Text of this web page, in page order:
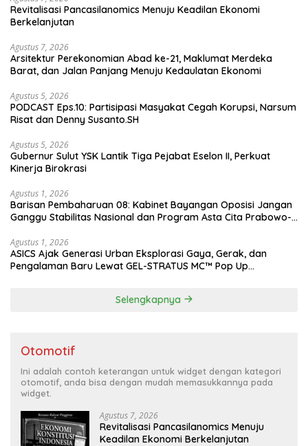
Revitalisasi Pancasilanomics Menuju Keadilan Ekonomi
Berkelanjutan
Agustus 7, 2026
Arsitektur Perekonomian Abad ke-21, Maklumat Merdeka
Barat, dan Jalan Panjang Menuju Kedaulatan Ekonomi
Agustus 5, 2026
PODCAST Eps.10: Partisipasi Masyakat Cegah Korupsi, Narsum
Risat dan Denny Susanto.SH
Agustus 5, 2026
Gubernur Sulut YSK Lantik Tiga Pejabat Eselon II, Perkuat
Kinerja Birokrasi
Agustus 1, 2026
Barisan Pembaharuan 08: Kabinet Bayangan Oposisi Jangan
Ganggu Stabilitas Nasional dan Program Asta Cita Prabowo-
Agustus 1, 2026
ASICS Ajak Generasi Urban Eksplorasi Gaya, Gerak, dan
Pengalaman Baru Lewat GEL-STRATUS MC™ Pop Up
Selengkapnya
Otomotif
Ini adalah contoh keterangan untuk widget dengan kategori
otomotif, anda bisa dengan mudah memasukkannya pada
widget.
Agustus 7, 2026
Revitalisasi Pancasilanomics Menuju
Keadilan Ekonomi Berkelanjutan